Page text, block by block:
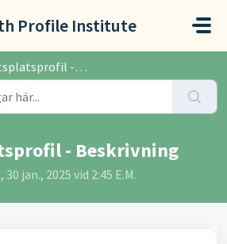
Profile Institute
- Beskrivning
- Beskrivning
jan., 2025 vid 2:45 E.M.